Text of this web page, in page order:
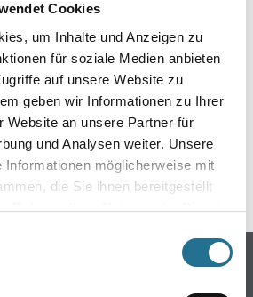
Cookies
um Inhalte und Anzeigen zu
für soziale Medien anbieten
auf unsere Website zu
geben wir Informationen zu Ihrer
Website an unsere Partner für
und Analysen weiter. Unsere
Informationen möglicherweise mit
die Sie ihnen bereitgestellt
Rahmen Ihrer Nutzung der Dienste
schon an der Lösung und
so schnell wie möglich beheben.
unseren Online-Shop
Sie sich inspirieren.
ZUM ONLINE-SHOP